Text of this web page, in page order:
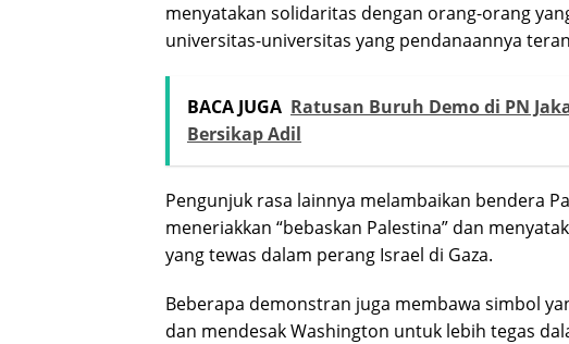
menyatakan solidaritas dengan orang-orang
universitas-universitas yang pendanaannya
BACA JUGA Ratusan Buruh Demo di PN
Bersikap Adil
Pengunjuk rasa lainnya melambaikan bendera
meneriakkan “bebaskan Palestina” dan
yang tewas dalam perang Israel di Gaza.
Beberapa demonstran juga membawa simbol
dan mendesak Washington untuk lebih tegas